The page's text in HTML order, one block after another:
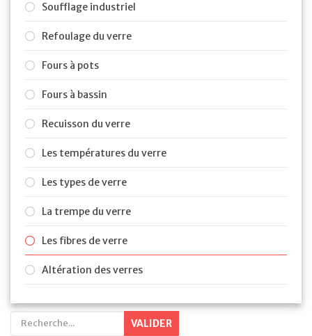
Soufflage industriel
Refoulage du verre
Fours à pots
Fours à bassin
Recuisson du verre
Les températures du verre
Les types de verre
La trempe du verre
Les fibres de verre
Altération des verres
VALIDER